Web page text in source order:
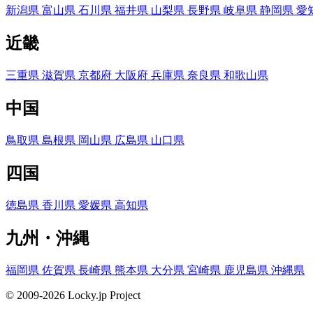
新潟県 富山県 石川県 福井県 山梨県 長野県 岐阜県 静岡県 愛
近畿
三重県 滋賀県 京都府 大阪府 兵庫県 奈良県 和歌山県
中国
鳥取県 島根県 岡山県 広島県 山口県
四国
徳島県 香川県 愛媛県 高知県
九州・沖縄
福岡県 佐賀県 長崎県 熊本県 大分県 宮崎県 鹿児島県 沖縄県
© 2009-2026 Locky.jp Project